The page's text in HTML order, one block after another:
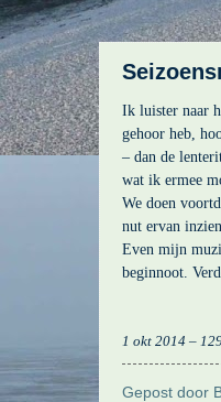
Ik luister naar
gehoor heb,
– dan de
wat ik ermee
We doen
nut ervan
Even mijn
beginnoot.
1 okt 2014 –
Gepost door